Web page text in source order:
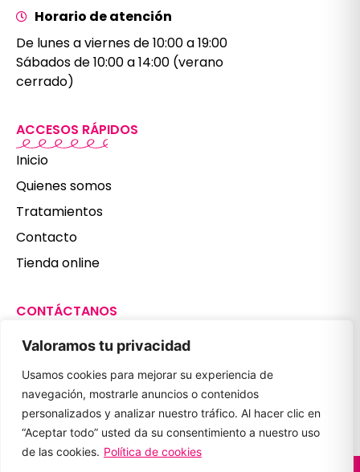
Valoramos tu privacidad
Usamos cookies para mejorar su experiencia de
navegación, mostrarle anuncios o contenidos
personalizados y analizar nuestro tráfico. Al hacer clic en
“Aceptar todo” usted da su consentimiento a nuestro uso
de las cookies. Política de cookies
Horario de atención
De lunes a viernes de 10:00 a 19:00
Sábados de 10:00 a 14:00 (verano
cerrado)
ACCESOS RÁPIDOS
Inicio
Quienes somos
Tratamientos
Contacto
Tienda online
CONTÁCTANOS
987 806 179
clinicanuriaferrero@gmail.com
REDES SOCIALES